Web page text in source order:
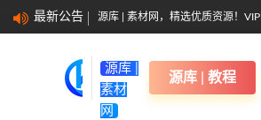
最新公告 源库 | 素材网，精选优质资源！VIP
源库 |
素材
网
源库 | 教程